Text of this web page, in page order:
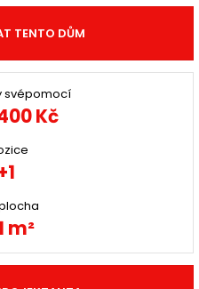
TENTO DŮM
svépomocí
Kč
m²